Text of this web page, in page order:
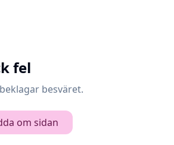
fel
besväret.
om sidan